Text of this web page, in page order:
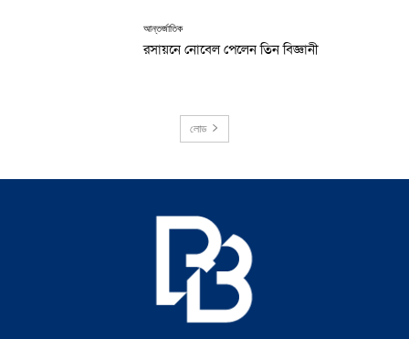
আন্তর্জাতিক
রসায়নে নোবেল পেলেন তিন বিজ্ঞানী
লোড